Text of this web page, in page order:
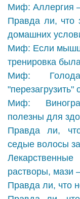
Миф: Аллергия
Правда ли, что
домашних
Миф: Если
тренировка
Миф:
"перезагрузить"
Миф:
полезны для
Правда ли,
седые волосы
растворы, мази
Правда ли, что